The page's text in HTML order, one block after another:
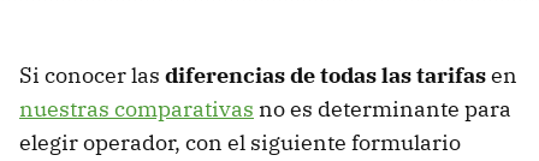
Si conocer las diferencias de todas las tarifasen
nuestras comparativas no es determinante para
elegir operador, con el siguiente formulario